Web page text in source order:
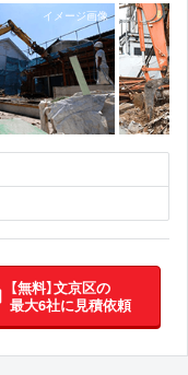
【無料】文京区の
最大6社に見積依頼